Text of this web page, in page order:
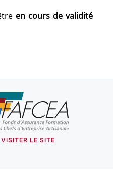
en cours de validité
VISITER LE SITE